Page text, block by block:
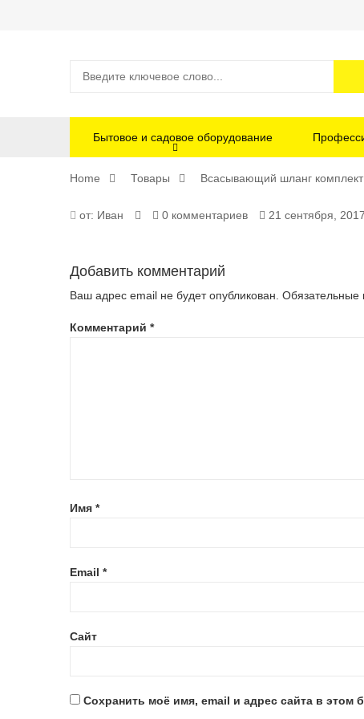
Бытовое и садовое оборудование
Home Товары Всасывающий шланг
69020720
от: Иван 0 комментариев 21 сентября, 2017
Добавить комментарий
Ваш адрес email не будет опубликован. Обязательные
Комментарий *
Имя *
Email *
Сайт
Сохранить моё имя, email и адрес сайта в